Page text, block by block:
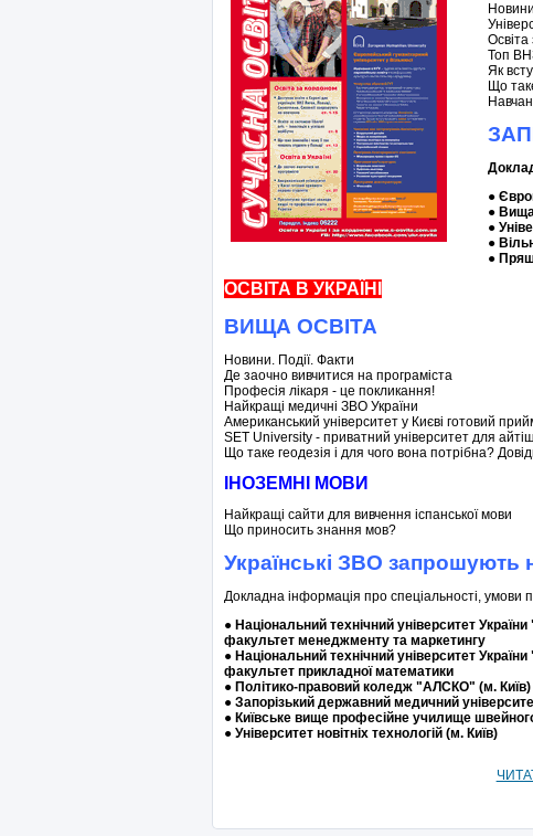
Топ
Як
Що
●
●
●
●
●
ОСВІТА В УКРАЇНІ
ВИЩА ОСВІТА
Новини. Події. Факти
Де заочно вивчитися на програміста
Професія лікаря - це покликання!
Найкращі медичні ЗВО України
Американський університет у Києві готовий
SET University - приватний університет для
Що таке геодезія і для чого вона потрібна?
ІНОЗЕМНІ МОВИ
Найкращі сайти для вивчення іспанської мови
Що приносить знання мов?
Українські ЗВО запрошують
Докладна інформація про спеціальності, умови
● Національний технічний університет України
факультет менеджменту та маркетингу
● Національний технічний університет України
факультет прикладної математики
● Політико-правовий коледж "АЛСКО" (м. Київ)
●Запорізький державний медичний
● Київське вище професійне училище
●Університет новітніх технологій (м. Київ)